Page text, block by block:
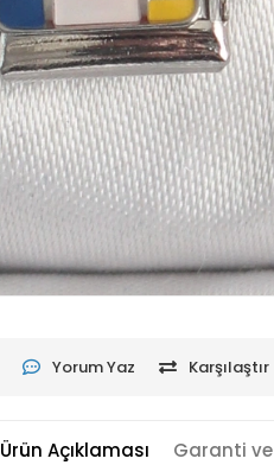
Yorum Yaz Karşılaştır
Ürün Açıklaması Garanti